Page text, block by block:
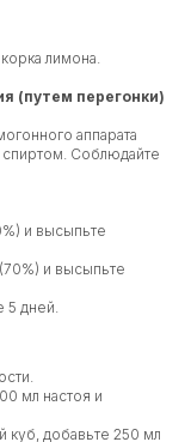
лимона.
(путем перегонки)
аппарата
спиртом. Соблюдайте
и высыпьте
и высыпьте
5 дней.
мл настоя и
куб, добавьте 250 мл